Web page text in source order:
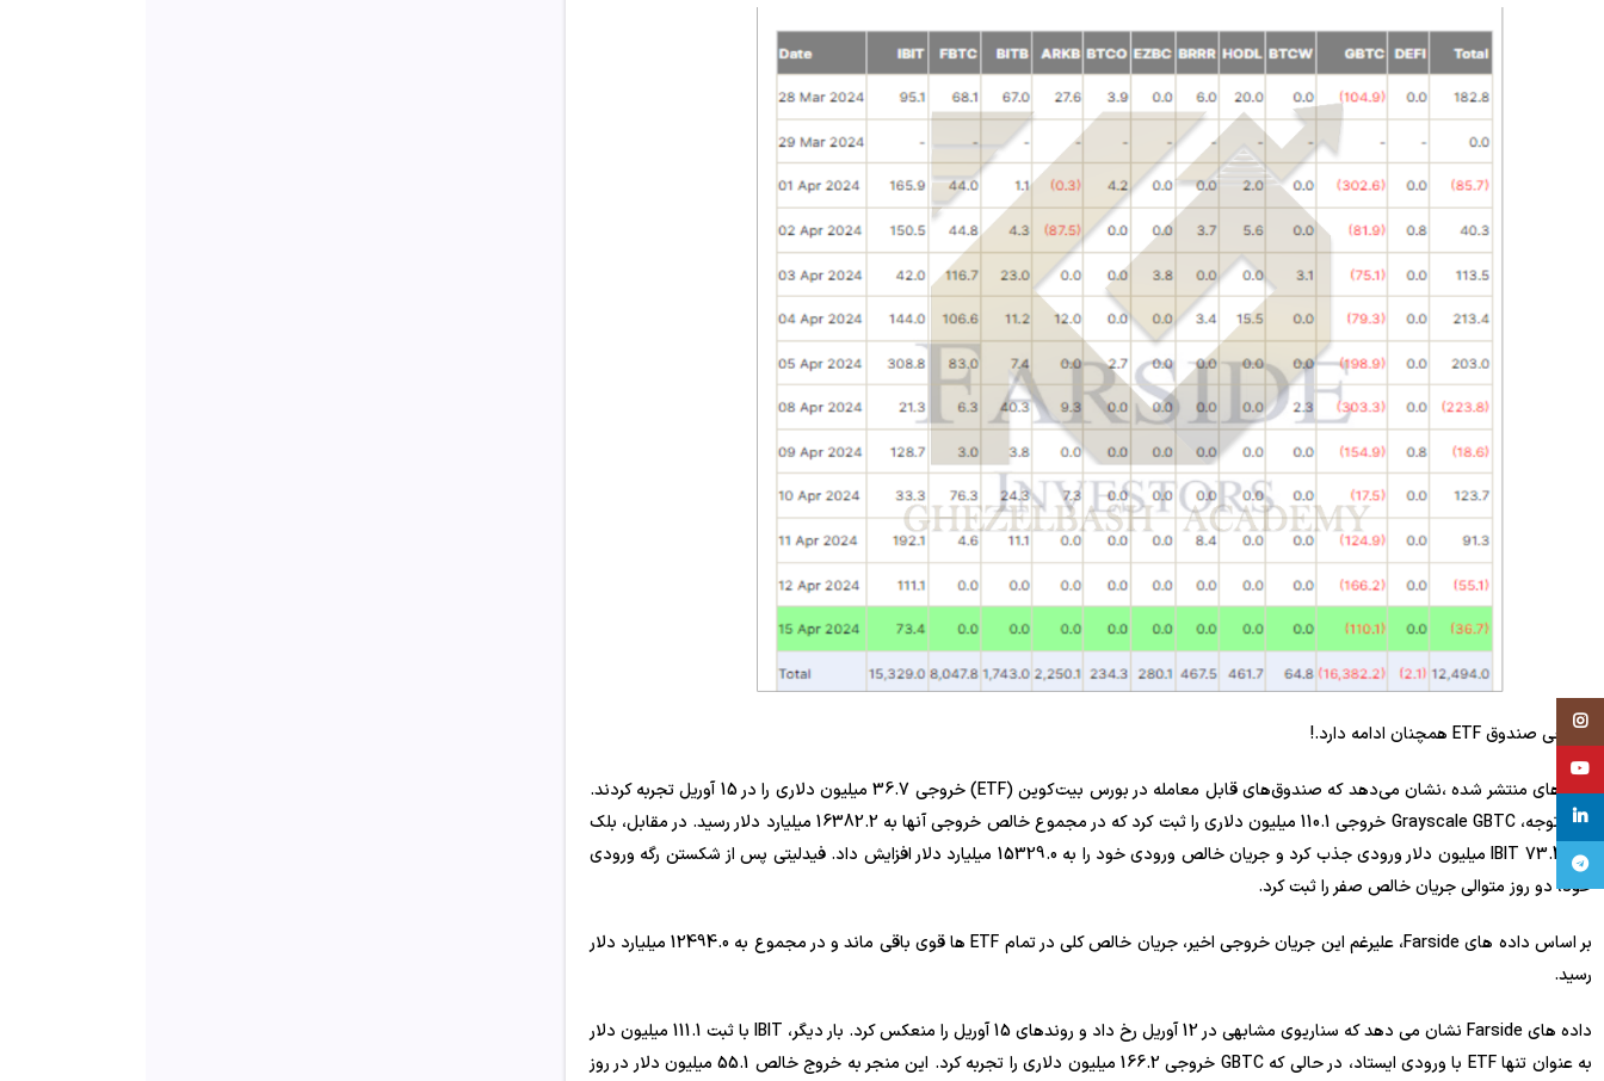
خروجی صندوق ETF همچنان ادامه دارد.!
داده‌های منتشر شده ،نشان می‌دهد که صندوق‌های قابل معامله در بورس بیت‌کوین (ETF) خروجی 36.7 میلیون دلاری را در 15 آوریل تجربه کردند.
قابل‌توجه، Grayscale GBTC خروجی 110.1 میلیون دلاری را ثبت کرد که در مجموع خالص خروجی آنها به 16382.2 میلیارد دلار رسید. در مقابل، بلک
راک IBIT 73.4 میلیون دلار ورودی جذب کرد و جریان خالص ورودی خود را به 15329.0 میلیارد دلار افزایش داد. فیدلیتی پس از شکستن رگه ورودی
خود، دو روز متوالی جریان خالص صفر را ثبت کرد.
بر اساس داده های Farside، علیرغم این جریان خروجی اخیر، جریان خالص کلی در تمام ETF ها قوی باقی ماند و در مجموع به 12494.0 میلیارد دلار
رسید.
داده های Farside نشان می دهد که سناریوی مشابهی در 12 آوریل رخ داد و روندهای 15 آوریل را منعکس کرد. بار دیگر، IBIT با ثبت 111.1 میلیون دلار
به عنوان تنها ETF با ورودی ایستاد، در حالی که GBTC خروجی 166.2 میلیون دلاری را تجربه کرد. این منجر به خروج خالص 55.1 میلیون دلار در روز
Instagram
linkedin
تلگرام